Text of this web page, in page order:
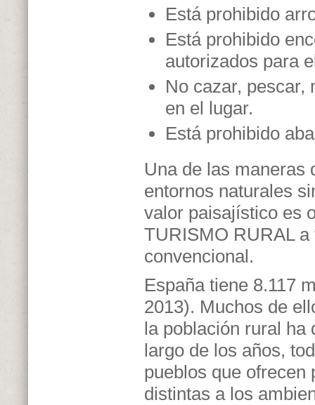
Está prohibido
Está prohibido
autorizados para
No cazar, pescar,
en el lugar.
Está prohibido
Una de las maneras
entornos naturales
valor paisajístico es
TURISMO RURAL
convencional.
España tiene 8.117
2013). Muchos de
la población rural ha
largo de los años,
pueblos que ofrecen
distintas a los